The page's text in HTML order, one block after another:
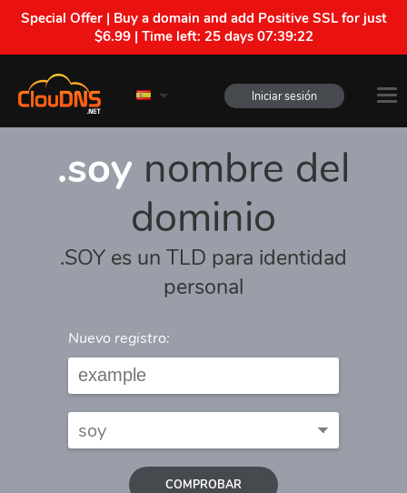
Special Offer | Buy a domain and add Positive SSL for just
$6.99 | Time left: 25 days 07:39:22
Iniciar sesión
.soy nombre del
dominio
.SOY es un TLD para identidad
personal
Nuevo registro:
COMPROBAR